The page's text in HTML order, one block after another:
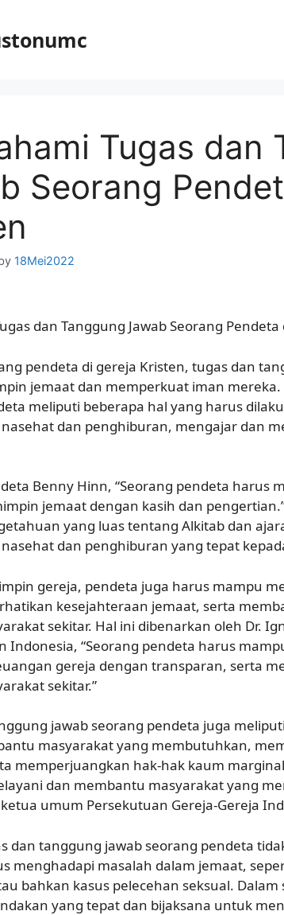
Tugas dan
Seorang
18Mei2022
dan Tanggung Jawab Seorang
pendeta di gereja Kristen, tugas dan
jemaat dan memperkuat iman mereka.
meliputi beberapa hal yang harus
dan penghiburan, mengajar dan
Benny Hinn, “Seorang pendeta harus
jemaat dengan kasih dan
yang luas tentang Alkitab dan
dan penghiburan yang tepat
gereja, pendeta juga harus mampu
kesejahteraan jemaat, serta
sekitar. Hal ini dibenarkan oleh Dr.
Indonesia, “Seorang pendeta harus
gereja dengan transparan, serta
sekitar.”
jawab seorang pendeta juga
masyarakat yang membutuhkan,
memperjuangkan hak-hak kaum
dan membantu masyarakat yang
umum Persekutuan Gereja-Gereja
dan tanggung jawab seorang pendeta
menghadapi masalah dalam jemaat,
bahkan kasus pelecehan seksual.
yang tepat dan bijaksana untuk